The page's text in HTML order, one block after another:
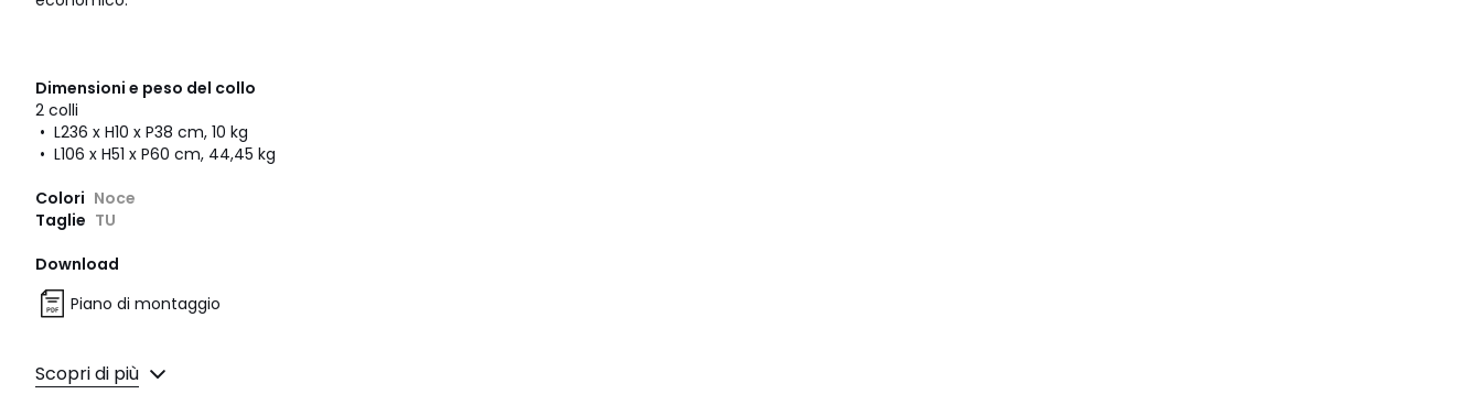
Dimensioni e peso del collo
2 colli
• L236 x H10 x P38 cm, 10 kg
• L106 x H51 x P60 cm, 44,45 kg
Colori Noce
Taglie TU
Download
Piano di montaggio
Scopri di più